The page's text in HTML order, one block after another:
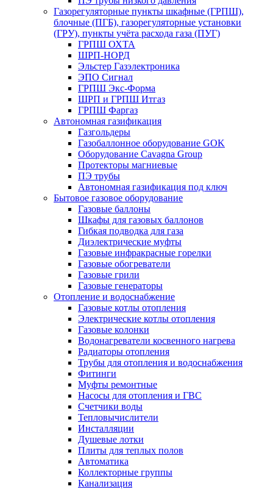
Газорегуляторные пункты шкафные (ГРПШ),
блочные (ПГБ), газорегуляторные установки
(ГРУ), пункты учёта расхода газа (ПУГ)
ГРПШ ОХТА
ШРП-НОРД
Эльстер Газэлектроника
ЭПО Сигнал
ГРПШ Экс-Форма
ШРП и ГРПШ Итгаз
ГРПШ Фаргаз
Автономная газификация
Газгольдеры
Газобаллонное оборудование GOK
Оборудование Cavagna Group
Протекторы магниевые
ПЭ трубы
Автономная газификация под ключ
Бытовое газовое оборудование
Газовые баллоны
Шкафы для газовых баллонов
Гибкая подводка для газа
Диэлектрические муфты
Газовые инфракрасные горелки
Газовые обогреватели
Газовые грили
Газовые генераторы
Отопление и водоснабжение
Газовые котлы отопления
Электрические котлы отопления
Газовые колонки
Водонагреватели косвенного нагрева
Радиаторы отопления
Трубы для отопления и водоснабжения
Фитинги
Муфты ремонтные
Насосы для отопления и ГВС
Счетчики воды
Тепловычислители
Инсталляции
Душевые лотки
Плиты для теплых полов
Автоматика
Коллекторные группы
Канализация